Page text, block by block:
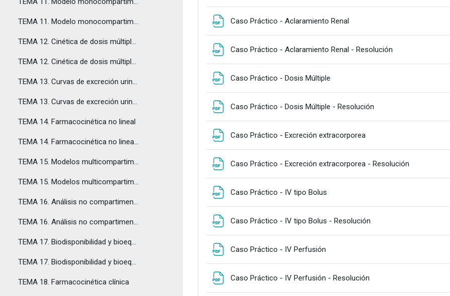
TEMA 11. Modelo monocompartimental. Administración oral - Respuestas
TEMA 12. Cinética de dosis múltiples
TEMA 12. Cinética de dosis múltiples - Respuestas
TEMA 13. Curvas de excreción urinaria.
TEMA 13. Curvas de excreción urinaria - Respuestas
TEMA 14. Farmacocinética no lineal
TEMA 14. Farmacocinética no lineal - Respuestas
TEMA 15. Modelos multicompartimentales
TEMA 15. Modelos multicompartimentales - Respuestas
TEMA 16. Análisis no compartimental
TEMA 16. Análisis no compartimental - Respuestas
TEMA 17. Biodisponibilidad y bioequivalencia
TEMA 17. Biodisponibilidad y bioequivalencia - Respuestas
TEMA 18. Farmacocinética clínica
Caso Práctico - Aclaramiento Renal
Caso Práctico - Aclaramiento Renal - Resolución
Caso Práctico - Dosis Múltiple
Caso Práctico - Dosis Múltiple - Resolución
Caso Práctico - Excreción extracorporea
Caso Práctico - Excreción extracorporea - Resolución
Caso Práctico - IV tipo Bolus
Caso Práctico - IV tipo Bolus - Resolución
Caso Práctico - IV Perfusión
Caso Práctico - IV Perfusión - Resolución